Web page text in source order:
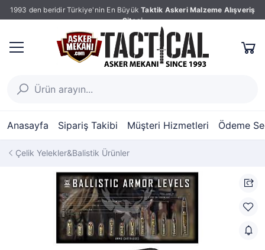
1993 den beridir Türkiye'nin En Büyük Taktik Askeri Malzeme Alışveriş
Sitesi
Anasayfa Sipariş Takibi Müşteri Hizmetleri Ödeme
Çelik Yelekler&Balistik Ürünler